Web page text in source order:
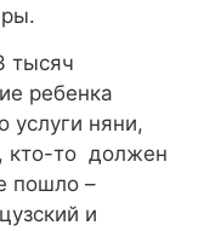
тысяч
ребенка
услуги няни,
кто-то должен
пошло –
и